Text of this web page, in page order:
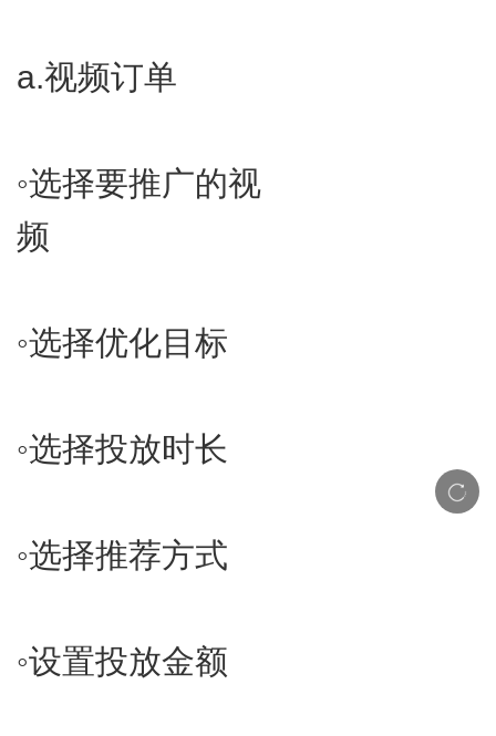
a.​视频订单
◦​选择要推广的视
频
◦​选择优化目标
◦​选择投放时长
◦​选择推荐方式
◦​设置投放金额